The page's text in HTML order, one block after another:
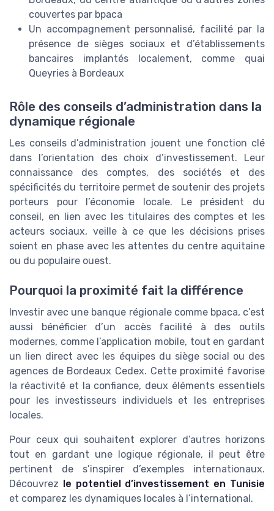
couvertes par bpaca
Un accompagnement personnalisé, facilité par la
présence de sièges sociaux et d’établissements
bancaires implantés localement, comme quai
Queyries à Bordeaux
Rôle des conseils d’administration dans la
dynamique régionale
Les conseils d’administration jouent une fonction clé
dans l’orientation des choix d’investissement. Leur
connaissance des comptes, des sociétés et des
spécificités du territoire permet de soutenir des projets
porteurs pour l’économie locale. Le président du
conseil, en lien avec les titulaires des comptes et les
acteurs sociaux, veille à ce que les décisions prises
soient en phase avec les attentes du centre aquitaine
ou du populaire ouest.
Pourquoi la proximité fait la différence
Investir avec une banque régionale comme bpaca, c’est
aussi bénéficier d’un accès facilité à des outils
modernes, comme l’application mobile, tout en gardant
un lien direct avec les équipes du siège social ou des
agences de Bordeaux Cedex. Cette proximité favorise
la réactivité et la confiance, deux éléments essentiels
pour les investisseurs individuels et les entreprises
locales.
Pour ceux qui souhaitent explorer d’autres horizons
tout en gardant une logique régionale, il peut être
pertinent de s’inspirer d’exemples internationaux.
Découvrez le potentiel d’investissement en Tunisie
et comparez les dynamiques locales à l’international.